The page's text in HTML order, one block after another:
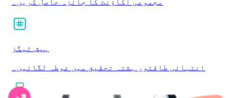
ہیش ٹیگز
انتہائی طاقتور ہشتہ تحقیق میں غوطہ لگائیں۔